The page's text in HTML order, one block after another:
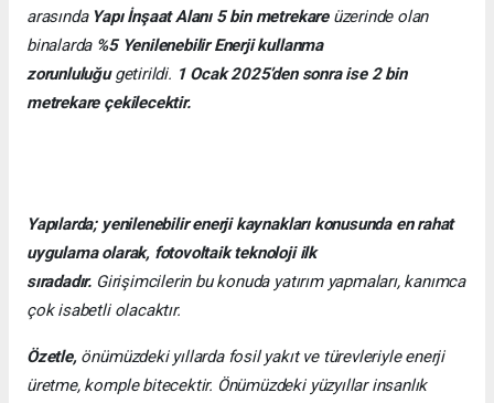
arasında Yapı İnşaat Alanı 5 bin metrekare üzerinde olan
binalarda%5 Yenilenebilir Enerji kullanma
zorunluluğugetirildi. 1 Ocak 2025’den sonra ise 2 bin
metrekare çekilecektir.
Yapılarda; yenilenebilir enerji kaynakları konusunda en rahat
uygulama olarak, fotovoltaik teknoloji ilk
sıradadır. Girişimcilerin bu konuda yatırım yapmaları, kanımca
çok isabetli olacaktır.
Özetle,önümüzdeki yıllarda fosil yakıt ve türevleriyle enerji
üretme, komple bitecektir. Önümüzdeki yüzyıllar insanlık